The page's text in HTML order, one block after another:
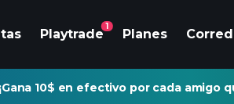
Playtrade
1
Planes
10$ en efectivo por cada amigo